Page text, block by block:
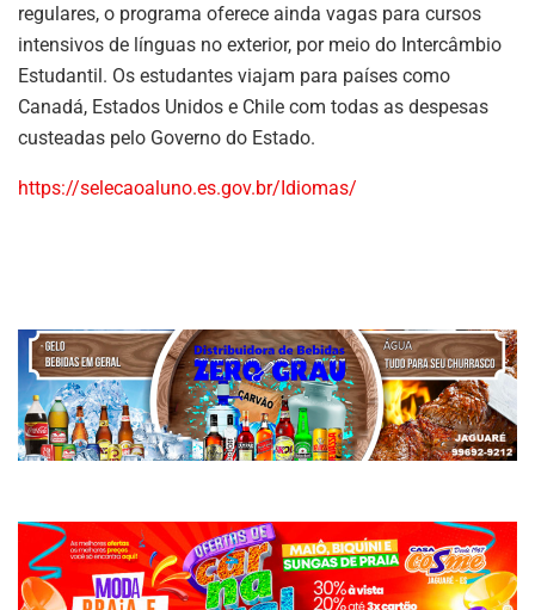
regulares, o programa oferece ainda vagas para cursos
intensivos de línguas no exterior, por meio do Intercâmbio
Estudantil. Os estudantes viajam para países como
Canadá, Estados Unidos e Chile com todas as despesas
custeadas pelo Governo do Estado.
https://selecaoaluno.es.gov.br/Idiomas/